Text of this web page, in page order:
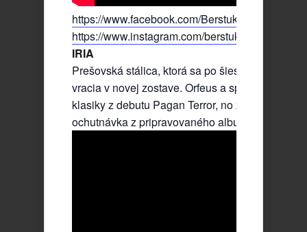
https://www.facebook.com/Berstuk.official
https://www.instagram.com/berstuk_official/
IRIA
Prešovská stálica, ktorá sa po šiestich rokoch
vracia v novej zostave. Orfeus a spol. oprášia
klasiky z debutu Pagan Terror, no zaznie aj
ochutnávka z pripravovaného albumu.